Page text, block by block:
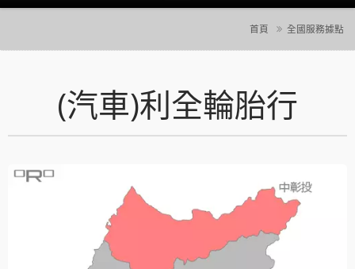
首頁 全國服務據點
(汽車)利全輪胎行